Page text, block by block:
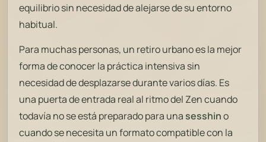
equilibrio sin necesidad de alejarse de su entorno
habitual.
Para muchas personas, un retiro urbano es la mejor
forma de conocer la práctica intensiva sin
necesidad de desplazarse durante varios días. Es
una puerta de entrada real al ritmo del Zen cuando
todavía no se está preparado para una sesshino
cuando se necesita un formato compatible con la